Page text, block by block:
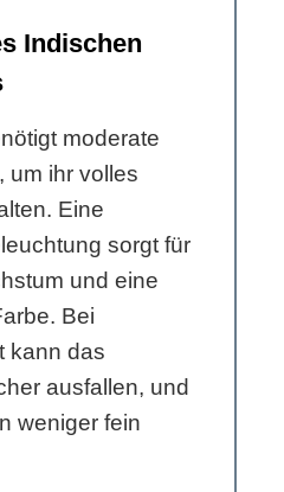
Indischen
moderate
um ihr volles
Eine
sorgt für
und eine
Bei
kann das
ausfallen, und
weniger fein